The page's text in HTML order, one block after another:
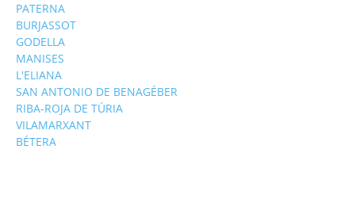
PATERNA
BURJASSOT
GODELLA
MANISES
L'ELIANA
SAN ANTONIO DE BENAGÉBER
RIBA-ROJA DE TÚRIA
VILAMARXANT
BÉTERA